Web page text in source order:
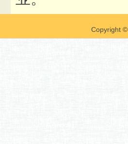
Copyright